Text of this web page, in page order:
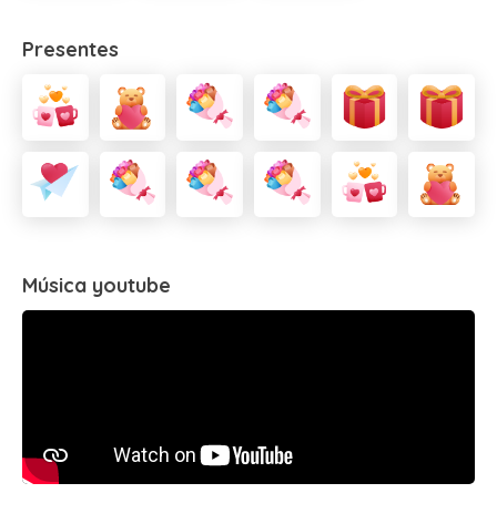
Presentes
Música youtube